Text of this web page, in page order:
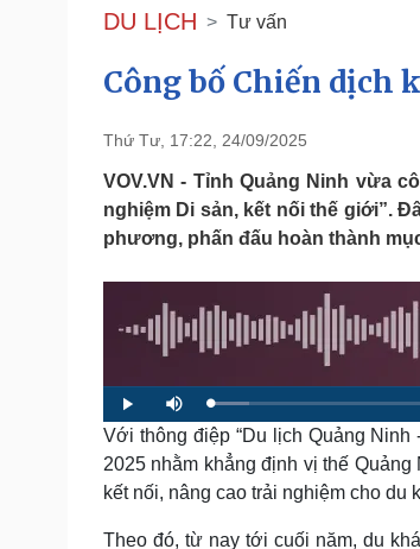
Đảng
Tổ chức nhân sự
Nhận diện sự thật
Dấu ấn
Pháp luật
Vụ án
Tin nóng
Quân sự
Vũ khí
Việt Nam
Sức khỏe
Cây thuốc
Sản phụ khoa
Nhi khoa
Nam khoa
Làm đẹp - giảm cân
Phòng mạch online
Đời sống
Blog
Tình yêu
DU LỊCH Tư vấn
Công bố Chiến dịch
Thứ Tư, 17:22, 24/09/2025
VOV.VN - Tỉnh Quảng Ninh vừa
nghiệm Di sản, kết nối thế giới”.
phương, phấn đấu hoàn thành
P
l
a
y
M
u
t
e
L
o
a
e
d
4
.
%
Với thông điệp “Du lịch Quảng
2025 nhằm khẳng định vị thế
kết nối, nâng cao trải nghiệm cho du
Theo đó, từ nay tới cuối năm, du